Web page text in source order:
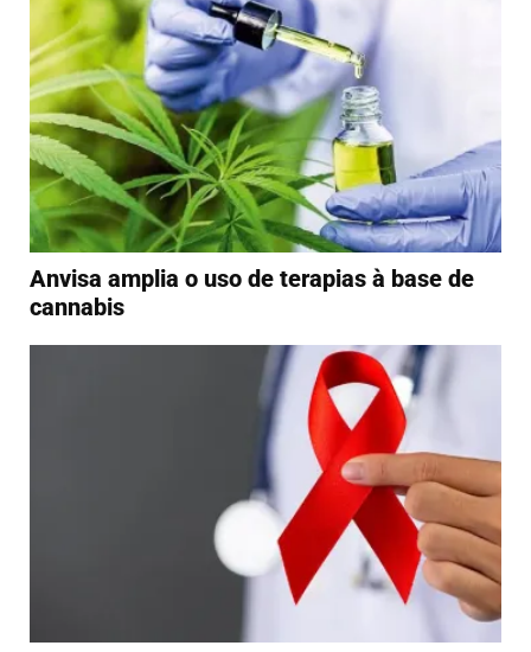
Anvisa amplia o uso de terapias à base de
cannabis